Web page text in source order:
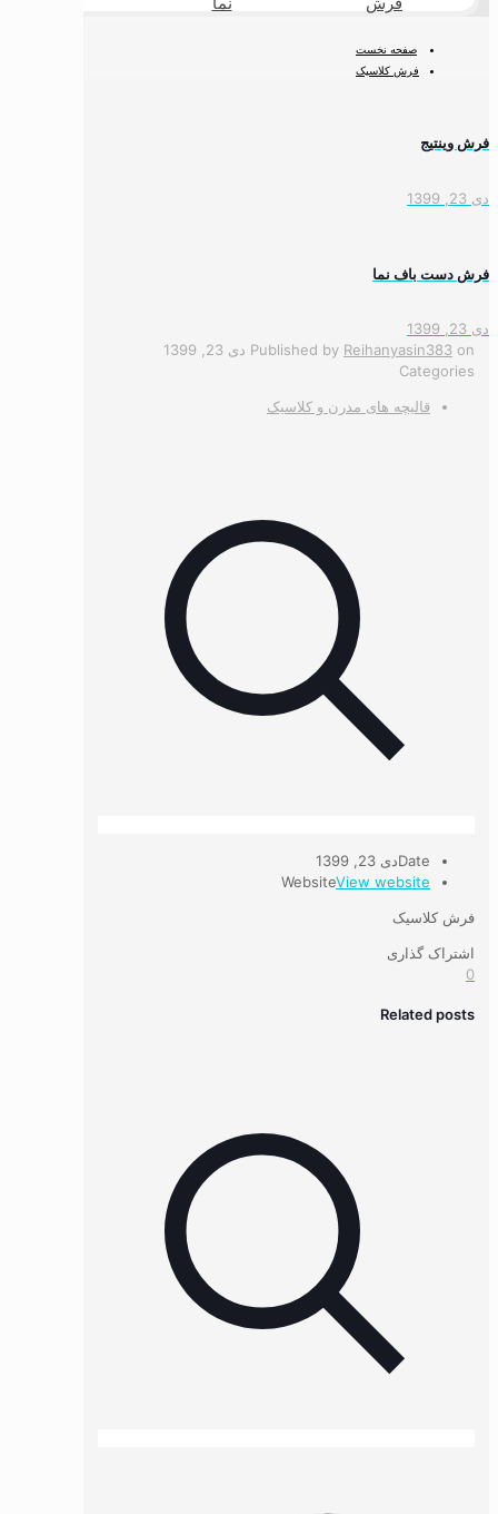
صفحه نخست
فرش کلاسیک
فرش وینتیج
دی 23, 1399
فرش دست باف نما
دی 23, 1399
Published by Reihanyasin383 on
دی 23, 1399
Categories
قالیچه های مدرن و کلاسیک
Dateدی 23, 1399
WebsiteView website
فرش کلاسیک
اشتراک گذاری
0
Related posts